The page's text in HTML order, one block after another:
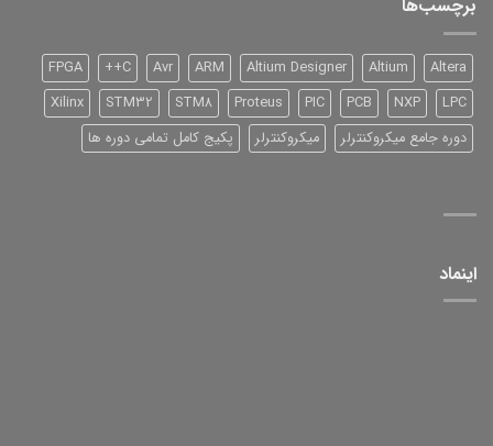
آن
برچسب‌ها
Altera
Altium
Altium Designer
ARM
Avr
C++
FPGA
LPC
NXP
PCB
PIC
Proteus
STM8
STM32
Xilinx
دوره جامع میکروکنترلر
میکروکنترلر پکیج کامل تمامی دوره ها
اینماد